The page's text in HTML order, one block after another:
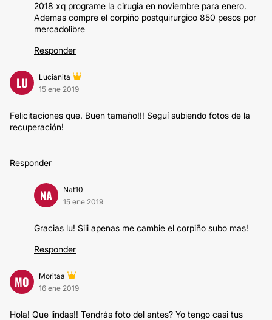
2018 xq programe la cirugia en noviembre para enero.
Ademas compre el corpiño postquirurgico 850 pesos por
mercadolibre
Responder
LU
Lucianita
15 ene 2019
Felicitaciones que. Buen tamaño!!! Seguí subiendo fotos de la
recuperación!
Responder
NA
Nat10
15 ene 2019
Gracias lu! Siii apenas me cambie el corpiño subo mas!
Responder
MO
Moritaa
16 ene 2019
Hola! Que lindas!! Tendrás foto del antes? Yo tengo casi tus